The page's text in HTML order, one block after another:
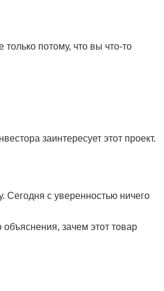
только потому, что вы что-то
заинтересует этот проект.
Сегодня с уверенностью ничего
зачем этот товар